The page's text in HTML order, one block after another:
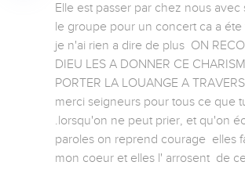
Elle est passer par chez nous avec
le groupe pour un concert ca a
je n'ai rien a dire de plus  ON
DIEU LES A DONNER CE
PORTER LA LOUANGE A
merci seigneurs pour tous ce que
.lorsqu'on ne peut prier, et qu'on
paroles on reprend courage  elles
mon coeur et elles l' arrosent  de